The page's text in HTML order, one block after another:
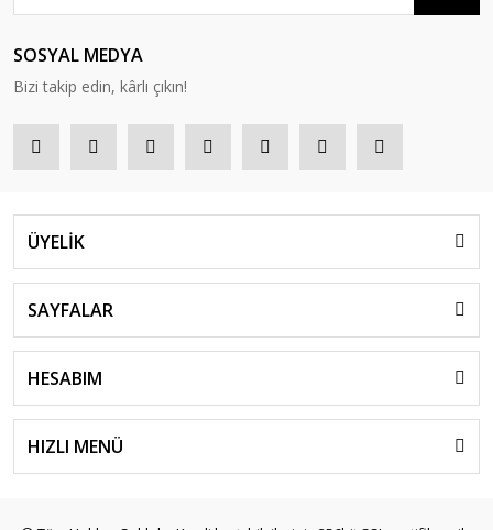
SOSYAL MEDYA
Bizi takip edin, kârlı çıkın!
ÜYELİK
SAYFALAR
HESABIM
HIZLI MENÜ